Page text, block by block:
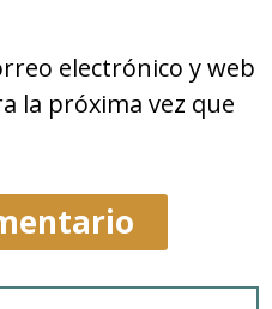
electrónico y web
la próxima vez que